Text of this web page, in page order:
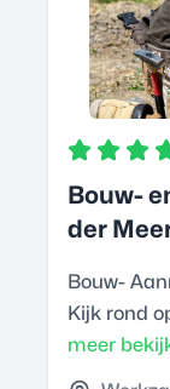
Bouw-
der
Bouw-
Kijk rond
meer